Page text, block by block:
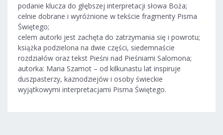
podanie klucza do głębszej interpretacji słowa Boża;
celnie dobrane i wyróżnione w tekście fragmenty Pisma
Świętego;
celem autorki jest zachęta do zatrzymania się i powrotu;
książka podzielona na dwie części, siedemnaście
rozdziałów oraz tekst Pieśni nad Pieśniami Salomona;
autorka: Maria Szamot – od kilkunastu lat inspiruje
duszpasterzy, kaznodziejów i osoby świeckie
wyjątkowymi interpretacjami Pisma Świętego.